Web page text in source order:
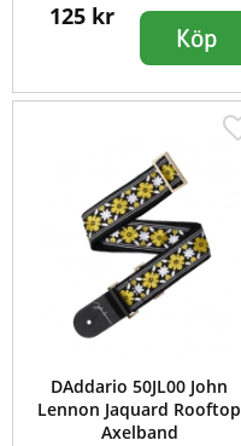
125 kr
Köp
DAddario 50JL00 John
Lennon Jaquard Rooftop
Axelband